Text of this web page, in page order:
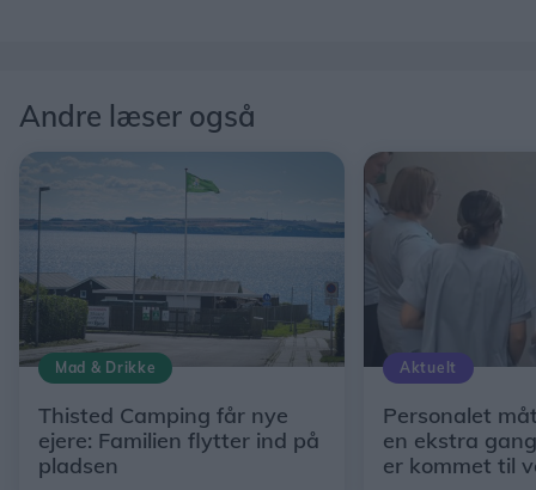
Andre læser også
Mad & Drikke
Thisted Camping får nye
ejere: Familien flytter ind på
pladsen
Aktuelt
Personalet
en ekstra
er kommet til